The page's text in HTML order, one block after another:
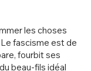
les choses
fascisme est de
fourbit ses
beau-fils idéal